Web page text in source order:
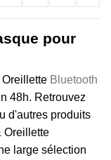
pour
Bluetooth
48h. Retrouvez
d'autres produits
Oreillette
large sélection